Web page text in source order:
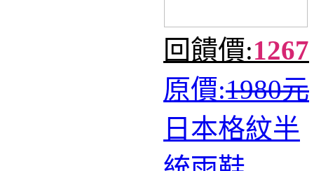
回饋價:1267
原價:1980元
日本格紋半